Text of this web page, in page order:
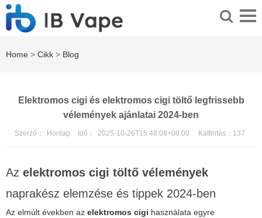
Home > Cikk > Blog
Elektromos cigi és elektromos cigi töltő legfrissebb
vélemények ajánlatai 2024-ben
Szerző： Honlap Idő： 2025-10-26T15:48:08+00:00 Kattintás： 137
Az elektromos cigi töltő vélemények
naprakész elemzése és tippek 2024-ben
Az elmúlt években az elektromos cigi használata egyre